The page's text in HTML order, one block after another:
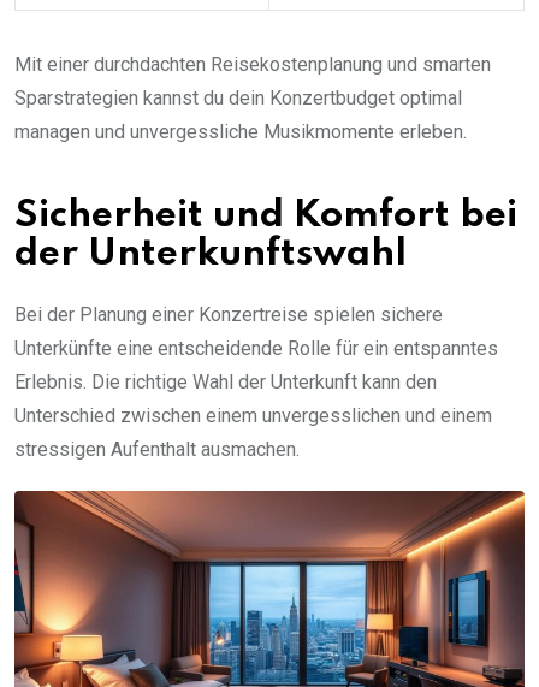
Mit einer durchdachten Reisekostenplanung und smarten
Sparstrategien kannst du dein Konzertbudget optimal
managen und unvergessliche Musikmomente erleben.
Sicherheit und Komfort bei
der Unterkunftswahl
Bei der Planung einer Konzertreise spielen sichere
Unterkünfte eine entscheidende Rolle für ein entspanntes
Erlebnis. Die richtige Wahl der Unterkunft kann den
Unterschied zwischen einem unvergesslichen und einem
stressigen Aufenthalt ausmachen.